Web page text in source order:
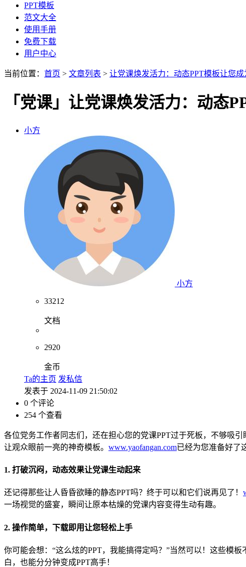
PPT模板
范文大全
使用手册
免费下载
用户中心
当前位置： 首页 > 文章列表 > 让党课焕发活力：动态PPT模板让您成
「党课」让党课焕发活力：动态
小方
小方
33212
文档
2920
金币
Ta的主页 发私信
发表于 2024-11-09 21:50:02
0 个评论
254 个查看
各位党务工作者同志们，还在担心您的党课PPT过于死板，不够吸
让观众眼前一亮的神奇模板。 www.yaofangan.com已经为您准备好了
1. 打破沉闷，动态效果让党课生动起来
还记得那些让人昏昏欲睡的静态PPT吗？终于可以和它们说再见了！
一场视觉的盛宴，瞬间让原本枯燥的党课内容变得生动有趣。
2. 操作简单，下载即用让您轻松上手
你可能会想：“这么炫的PPT，我能搞得定吗？”当然可以！这些模
白，也能分分钟变成PPT高手！